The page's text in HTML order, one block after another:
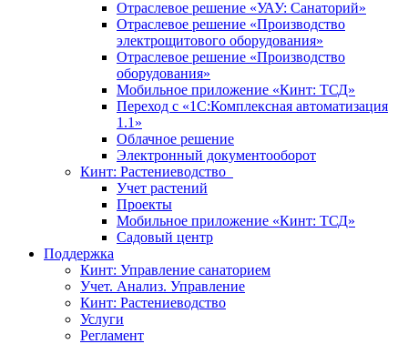
Отраслевое решение «УАУ: Санаторий»
Отраслевое решение «Производство
электрощитового оборудования»
Отраслевое решение «Производство
оборудования»
Мобильное приложение «Кинт: ТСД»
Переход с «1С:Комплексная автоматизация
1.1»
Облачное решение
Электронный документооборот
Кинт: Растениеводство
Учет растений
Проекты
Мобильное приложение «Кинт: ТСД»
Садовый центр
Поддержка
Кинт: Управление санаторием
Учет. Анализ. Управление
Кинт: Растениеводство
Услуги
Регламент